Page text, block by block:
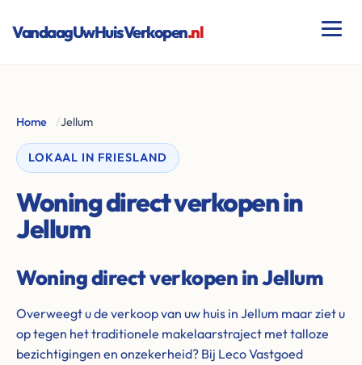
VandaagUwHuisVerkopen.nl
Home /Jellum
LOKAAL IN FRIESLAND
Woning direct verkopen in
Jellum
Woning direct verkopen in Jellum
Overweegt u de verkoop van uw huis in Jellum maar ziet u
op tegen het traditionele makelaarstraject met talloze
bezichtigingen en onzekerheid? Bij Leco Vastgoed